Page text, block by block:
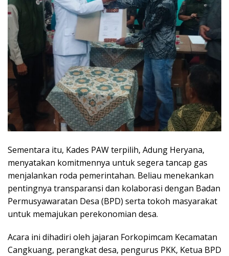
Sementara itu, Kades PAW terpilih, Adung Heryana,
menyatakan komitmennya untuk segera tancap gas
menjalankan roda pemerintahan. Beliau menekankan
pentingnya transparansi dan kolaborasi dengan Badan
Permusyawaratan Desa (BPD) serta tokoh masyarakat
untuk memajukan perekonomian desa.
Acara ini dihadiri oleh jajaran Forkopimcam Kecamatan
Cangkuang, perangkat desa, pengurus PKK, Ketua BPD